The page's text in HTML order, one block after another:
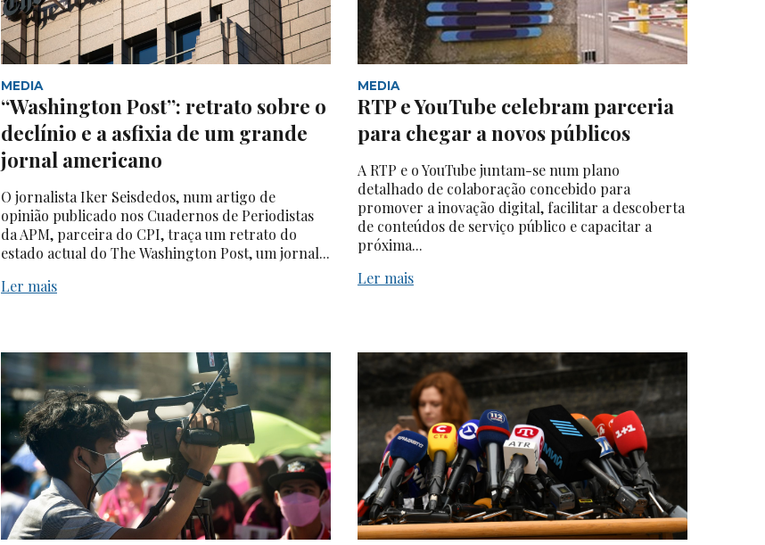
MEDIA
“Washington Post”: retrato sobre o
declínio e a asfixia de um grande
jornal americano
O jornalista Iker Seisdedos, num artigo de
opinião publicado nos Cuadernos de Periodistas
da APM, parceira do CPI, traça um retrato do
estado actual do The Washington Post, um jornal...
Ler mais
MEDIA
RTP e YouTube celebram parceria
para chegar a novos públicos
A RTP e o YouTube juntam-se num plano
detalhado de colaboração concebido para
promover a inovação digital, facilitar a descoberta
de conteúdos de serviço público e capacitar a
próxima...
Ler mais